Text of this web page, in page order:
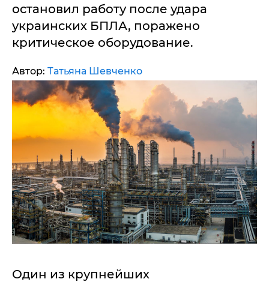
остановил работу после удара
украинских БПЛА, поражено
критическое оборудование.
Автор: Татьяна Шевченко
Один из крупнейших